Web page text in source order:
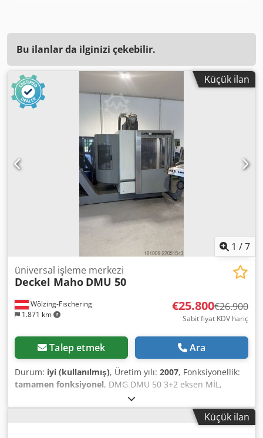
Bu ilanlar da ilginizi çekebilir.
Küçük ilan
1 /7
Wölzing-Fischering
1.871 km
üniversal işleme merkezi
Deckel Maho DMU 50
€25.800€26.900
Sabit fiyat KDV hariç
Talep etmek Ara
Durum: iyi (kullanılmış), Üretim yılı: 2007, Fonksiyonellik:
tamamen fonksiyonel, DMG DMU 50 3+2 eksen MİL,
01/2026'da revize edildi Kontrol ünitesi: Heidenhain iTNC
530 Çalışma saati: 11275 saat x ekseni hareketi: 500 mm y
ekseni hareketi: 450 mm z ekseni hareketi: 400 mmKüçük ilan